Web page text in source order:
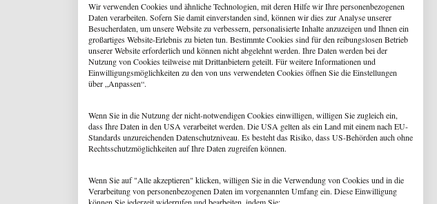
Wir verwenden Cookies und ähnliche Technologien, mit deren Hilfe wir Ihre personenbezogenen
Daten verarbeiten. Sofern Sie damit einverstanden sind, können wir dies zur Analyse unserer
Besucherdaten, um unsere Website zu verbessern, personalisierte Inhalte anzuzeigen und Ihnen ein
großartiges Website-Erlebnis zu bieten tun. Bestimmte Cookies sind für den reibungslosen Betrieb
unserer Website erforderlich und können nicht abgelehnt werden. Ihre Daten werden bei der
Nutzung von Cookies teilweise mit Drittanbietern geteilt. Für weitere Informationen und
Einwilligungsmöglichkeiten zu den von uns verwendeten Cookies öffnen Sie die Einstellungen
über „Anpassen“.
Wenn Sie in die Nutzung der nicht-notwendigen Cookies einwilligen, willigen Sie zugleich ein,
dass Ihre Daten in den USA verarbeitet werden. Die USA gelten als ein Land mit einem nach EU-
Standards unzureichenden Datenschutzniveau. Es besteht das Risiko, dass US-Behörden auch ohne
Rechtsschutzmöglichkeiten auf Ihre Daten zugreifen können.
Wenn Sie auf "Alle akzeptieren" klicken, willigen Sie in die Verwendung von Cookies und in die
Verarbeitung von personenbezogenen Daten im vorgenannten Umfang ein. Diese Einwilligung